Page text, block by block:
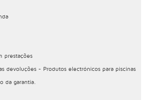
prestações
devoluções - Produtos electrónicos para piscinas
da garantia.